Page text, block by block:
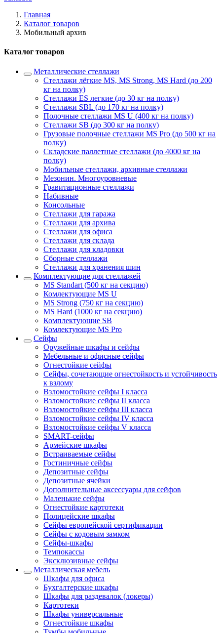
Главная
Каталог товаров
Мобильный архив
Каталог товаров
Металлические стеллажи
Стеллажи лёгкие MS, MS Strong, MS Hard (до 200
кг на полку)
Стеллажи ES легкие (до 30 кг на полку)
Стеллажи SBL (до 170 кг на полку)
Полочные стеллажи MS U (400 кг на полку)
Стеллажи SB (до 300 кг на полку)
Грузовые полочные стеллажи MS Pro (до 500 кг на
полку)
Складские паллетные стеллажи (до 4000 кг на
полку)
Мобильные стеллажи, архивные стеллажи
Мезонин. Многоуровневые
Гравитационные стеллажи
Набивные
Консольные
Стеллажи для гаража
Стеллажи для архива
Стеллажи для офиса
Стеллажи для склада
Стеллажи для кладовки
Сборные стеллажи
Стеллажи для хранения шин
Комплектующие для стеллажей
MS Standart (500 кг на секцию)
Комлектующие MS U
MS Strong (750 кг на секцию)
MS Hard (1000 кг на секцию)
Комплектующие SB
Комлектующие MS Pro
Сейфы
Оружейные шкафы и сейфы
Мебельные и офисные сейфы
Огнестойкие сейфы
Сейфы, сочетающие огнестойкость и устойчивость
к взлому
Взломостойкие сейфы I класса
Взломостойкие сейфы II класса
Взломостойкие сейфы III класса
Взломостойкие сейфы IV класса
Взломостойкие сейфы V класса
SMART-сейфы
Армейские шкафы
Встраиваемые сейфы
Гостиничные сейфы
Депозитные сейфы
Депозитные ячейки
Дополнительные аксессуары для сейфов
Маленькие сейфы
Огнестойкие картотеки
Полицейские шкафы
Сейфы европейской сертификации
Сейфы с кодовым замком
Сейфы-шкафы
Темпокассы
Эксклюзивные сейфы
Металлическая мебель
Шкафы для офиса
Бухгалтерские шкафы
Шкафы для раздевалок (локеры)
Картотеки
Шкафы универсальные
Огнестойкие шкафы